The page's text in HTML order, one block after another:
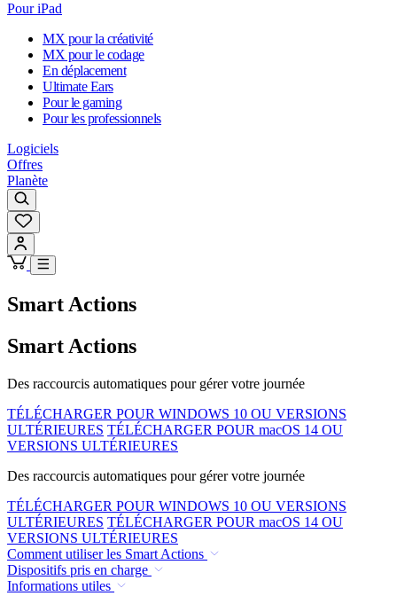
Pour iPad
MX pour la créativité
MX pour le codage
En déplacement
Ultimate Ears
Pour le gaming
Pour les professionnels
Logiciels
Offres
Planète
Smart Actions
Smart Actions
Des raccourcis automatiques pour gérer votre journée
TÉLÉCHARGER POUR WINDOWS 10 OU VERSIONS
ULTÉRIEURES TÉLÉCHARGER POUR macOS 14 OU
VERSIONS ULTÉRIEURES
Des raccourcis automatiques pour gérer votre journée
TÉLÉCHARGER POUR WINDOWS 10 OU VERSIONS
ULTÉRIEURES TÉLÉCHARGER POUR macOS 14 OU
VERSIONS ULTÉRIEURES
Comment utiliser les Smart Actions
Dispositifs pris en charge
Informations utiles